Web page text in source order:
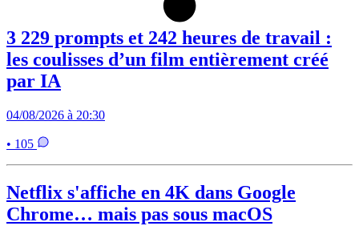
3 229 prompts et 242 heures de travail :
les coulisses d’un film entièrement créé
par IA
04/08/2026 à 20:30
• 105
Netflix s'affiche en 4K dans Google
Chrome… mais pas sous macOS